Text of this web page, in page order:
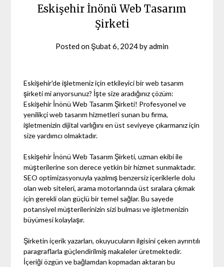
Eskişehir İnönü Web Tasarım
Şirketi
Posted onŞubat 6, 2024byadmin
Eskişehir'de işletmeniz için etkileyici bir web tasarım
şirketi mi arıyorsunuz? İşte size aradığınız çözüm:
Eskişehir İnönü Web Tasarım Şirketi! Profesyonel ve
yenilikçi web tasarım hizmetleri sunan bu firma,
işletmenizin dijital varlığını en üst seviyeye çıkarmanız için
size yardımcı olmaktadır.
Eskişehir İnönü Web Tasarım Şirketi, uzman ekibi ile
müşterilerine son derece yetkin bir hizmet sunmaktadır.
SEO optimizasyonuyla yazılmış benzersiz içeriklerle dolu
olan web siteleri, arama motorlarında üst sıralara çıkmak
için gerekli olan güçlü bir temel sağlar. Bu sayede
potansiyel müşterilerinizin sizi bulması ve işletmenizin
büyümesi kolaylaşır.
Şirketin içerik yazarları, okuyucuların ilgisini çeken ayrıntılı
paragraflarla güçlendirilmiş makaleler üretmektedir.
İçeriği özgün ve bağlamdan kopmadan aktaran bu